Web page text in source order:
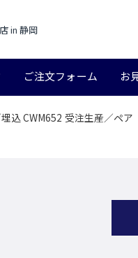
in 静岡
ご注文フォーム お
込 CWM652 受注生産／ペア